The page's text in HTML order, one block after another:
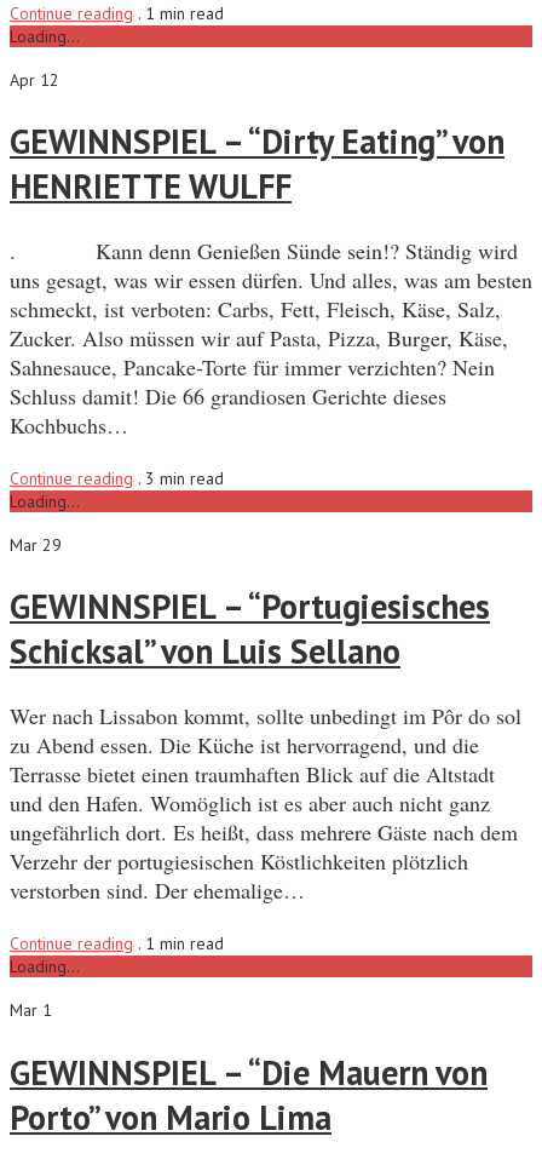
Continue reading . 1 min read
Loading...
Apr 12
GEWINNSPIEL – “Dirty Eating” von
HENRIETTE WULFF
. Kann denn Genießen Sünde sein!? Ständig wird
uns gesagt, was wir essen dürfen. Und alles, was am besten
schmeckt, ist verboten: Carbs, Fett, Fleisch, Käse, Salz,
Zucker. Also müssen wir auf Pasta, Pizza, Burger, Käse,
Sahnesauce, Pancake-Torte für immer verzichten? Nein
Schluss damit! Die 66 grandiosen Gerichte dieses
Kochbuchs…
Continue reading . 3 min read
Loading...
Mar 29
GEWINNSPIEL – “Portugiesisches
Schicksal” von Luis Sellano
Wer nach Lissabon kommt, sollte unbedingt im Pôr do sol
zu Abend essen. Die Küche ist hervorragend, und die
Terrasse bietet einen traumhaften Blick auf die Altstadt
und den Hafen. Womöglich ist es aber auch nicht ganz
ungefährlich dort. Es heißt, dass mehrere Gäste nach dem
Verzehr der portugiesischen Köstlichkeiten plötzlich
verstorben sind. Der ehemalige…
Continue reading . 1 min read
Loading...
Mar 1
GEWINNSPIEL – “Die Mauern von
Porto” von Mario Lima